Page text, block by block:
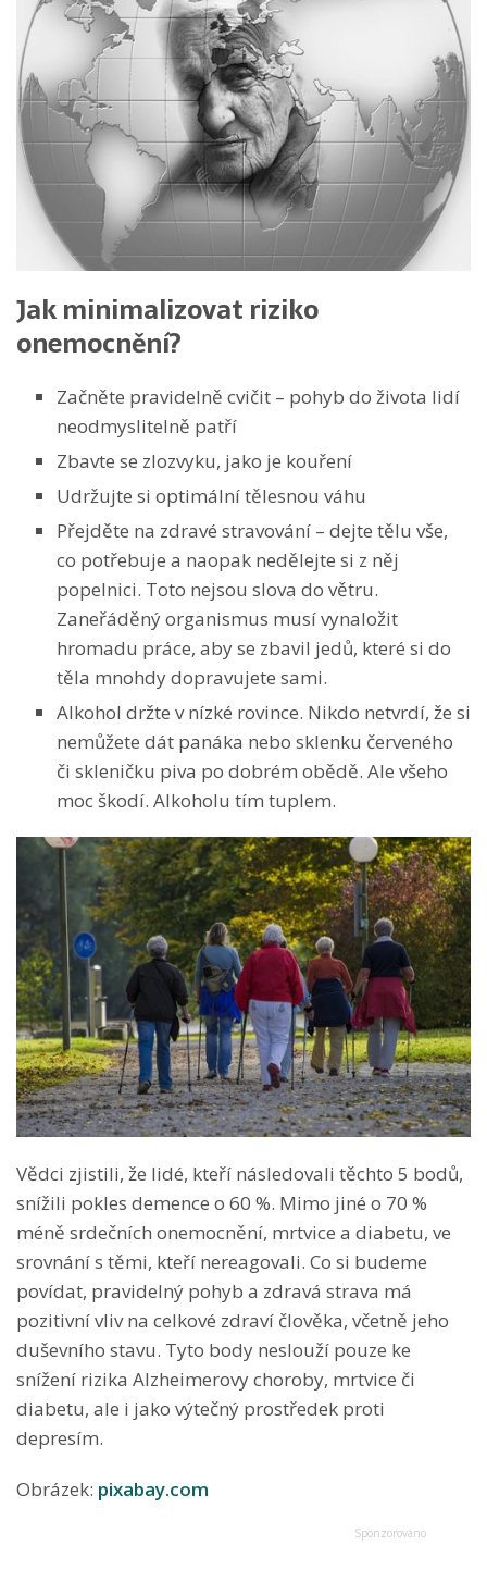
Jak minimalizovat riziko
onemocnění?
Začněte pravidelně cvičit – pohyb do života lidí
neodmyslitelně patří
Zbavte se zlozvyku, jako je kouření
Udržujte si optimální tělesnou váhu
Přejděte na zdravé stravování – dejte tělu vše,
co potřebuje a naopak nedělejte si z něj
popelnici. Toto nejsou slova do větru.
Zaneřáděný organismus musí vynaložit
hromadu práce, aby se zbavil jedů, které si do
těla mnohdy dopravujete sami.
Alkohol držte v nízké rovince. Nikdo netvrdí, že si
nemůžete dát panáka nebo sklenku červeného
či skleničku piva po dobrém obědě. Ale všeho
moc škodí. Alkoholu tím tuplem.
Vědci zjistili, že lidé, kteří následovali těchto 5 bodů,
snížili pokles demence o 60 %. Mimo jiné o 70 %
méně srdečních onemocnění, mrtvice a diabetu, ve
srovnání s těmi, kteří nereagovali. Co si budeme
povídat, pravidelný pohyb a zdravá strava má
pozitivní vliv na celkové zdraví člověka, včetně jeho
duševního stavu. Tyto body neslouží pouze ke
snížení rizika Alzheimerovy choroby, mrtvice či
diabetu, ale i jako výtečný prostředek proti
depresím.
Obrázek: pixabay.com